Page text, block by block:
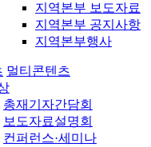
지역본부 보도자료
지역본부 공지사항
지역본부행사
멀티콘텐츠
총재기자간담회
보도자료설명회
컨퍼런스·세미나